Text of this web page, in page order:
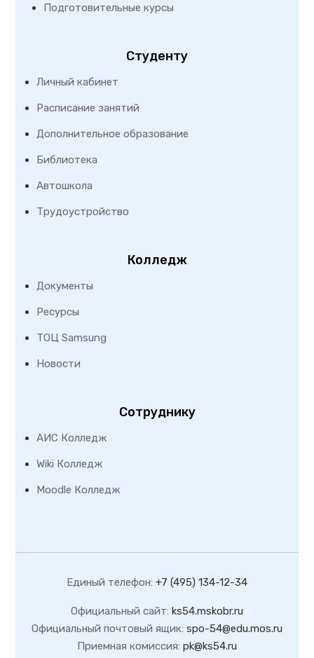
Подготовительные курсы
Студенту
Личный кабинет
Расписание занятий
Дополнительное образование
Библиотека
Автошкола
Трудоустройство
Колледж
Документы
Ресурсы
ТОЦ Samsung
Новости
Сотруднику
АИС Колледж
Wiki Колледж
Moodle Колледж
Единый телефон: +7 (495) 134-12-34
Официальный сайт: ks54.mskobr.ru
Официальный почтовый ящик: spo-54@edu.mos.ru
Приемная комиссия: pk@ks54.ru